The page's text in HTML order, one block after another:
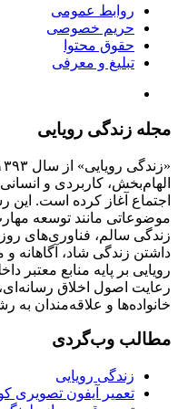
روابط عمومی
حریم خصوصی
حقوق محتوا
تبلیغ و معرفی
مجله زندگی رویایی
الهام‌بخش، کاربردی و
اجتماع آغاز کرده است. این
موضوعاتی مانند توسعه
زندگی سالم، فناوری‌های
داشتن زندگی شاد، آگاهانه
رویایی بر پایه منابع معتبر
رعایت اصول اخلاق رسانه‌ای،
خانواده‌ها و علاقه‌مندان
مطالب وب‌گردی
زندگی رویایی
تعمیر آیفون تصویری